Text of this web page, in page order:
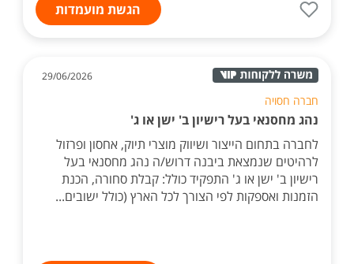
הגשת מועמדות
29/06/2026
חברה חסויה
נהג מחסנאי בעל רישיון ב' ישן או ג'
לחברה בתחום הייצור ושיווק מוצרי תיוק, אחסון ופרזול
לרהיטים שנמצאת ביבנה דרוש/ה נהג מחסנאי בעל
רישיון ב' ישן או ג' התפקיד כולל: קבלת סחורה, הכנת
הזמנות ואספקות לפי הצורך לכל הארץ (כולל ישובים...